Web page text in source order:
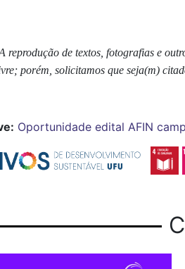
reprodução de textos, fotografias e
porém, solicitamos que seja(m)
Oportunidade edital AFIN